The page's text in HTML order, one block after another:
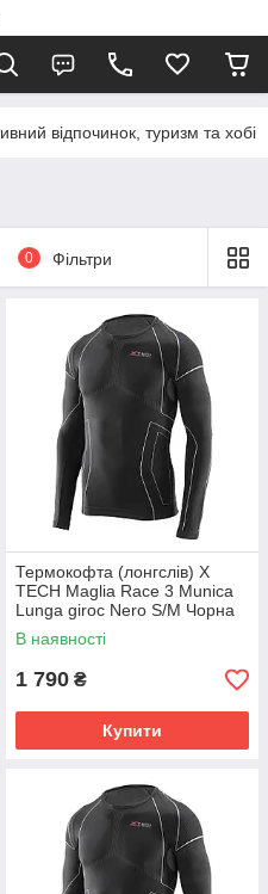
відпочинок, туризм та хобі
0 Фільтри
Термокофта (лонгслів) X
TECH Maglia Race 3 Munica
Lunga giroc Nero S/M Чорна
В наявності
1 790 ₴
Купити